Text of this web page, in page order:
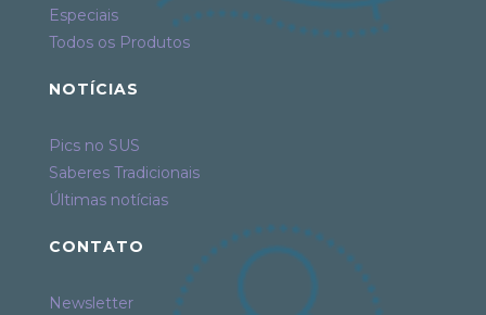
Especiais
Todos os Produtos
NOTÍCIAS
Pics no SUS
Saberes Tradicionais
Últimas notícias
CONTATO
Newsletter